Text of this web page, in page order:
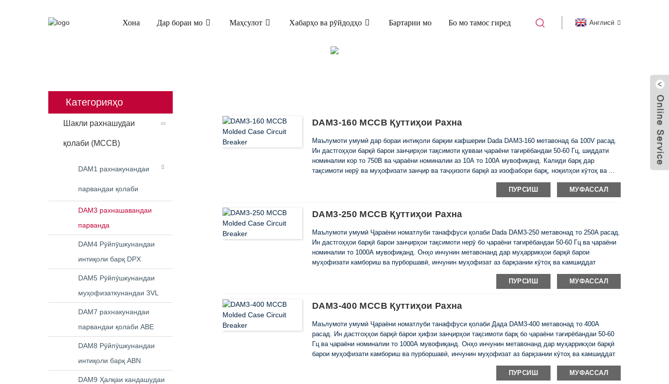
Хона Дар бораи мо Маҳсулот Хабарҳо ва рӯйдодҳо Бартарии мо Бо мо тамос гиред Англисӣ
Категорияҳо
Шакли рахнашудаи
қолаби (MCCB)
DAM1 рахнакунандаи
парвандаи қолаби
DAM3 рахнашавандаи
парванда
DAM4 Рӯйпӯшкунандаи
интиқоли барқ ​​DPX
DAM5 Рӯйпӯшкунандаи
муҳофизаткунандаи 3VL
DAM7 рахнакунандаи
парвандаи қолаби ABE
DAM8 Рӯйпӯшкунандаи
интиқоли барқ ​​ABN
DAM9 Ҳалқаи кандашудаи
DAM3-160 MCCB Қуттиҳои Рахна
Маълумоти умумӣ дар бораи интиқоли барқии кафшерии Dada DAM3-160 метавонад ба 100V расад.
Ин дастгоҳҳои барқӣ барои занҷирҳои тақсимоти қувваи ҷараёни тағирёбандаи 50-60 Гц, шиддати
номиналии кор то 750В ва ҷараёни номиналии аз 10А то 100А мувофиқанд. Калиди барқ ​​дар
тақсимоти нерӯ ва муҳофизати занҷир ва таҷҳизоти барқӣ аз изофабори барқ, ноқилҳои кӯтоҳ ва ...
ПУРСИШ МУФАССАЛ
DAM3-250 MCCB Қуттиҳои Рахна
Маълумоти умумӣ Ҷараёни номатлуби танаффуси қолаби Dada DAM3-250 метавонад то 250A расад.
Ин дастгоҳҳои барқӣ барои занҷирҳои тақсимоти нерӯ бо ҷараёни тағирёбандаи 50-60 Гц ва ҷараёни
номиналии то 1000А мувофиқанд. Онҳо инчунин метавонанд дар муҳаррикҳои барқӣ барои
муҳофизати камбориш ва пурборшавӣ, инчунин муҳофизат аз барқзании кӯтоҳ ва камшиддат
истифода шаванд. Дар муқоиса бо силсилаи DAM1, силсилаи DAM3 барои ҳаҷми хурдтар,
ПУРСИШ МУФАССАЛ
DAM3-400 MCCB Қуттиҳои Рахна
Маълумоти умумӣ Ҷараёни номатлуби танаффуси қолаби Дада DAM3-400 метавонад то 400А
расад. Ин дастгоҳҳои барқӣ барои ҳифзи занҷирҳои тақсимоти барқ ​​бо ҷараёни тағирёбандаи 50-60
Гц ва ҷараёни номиналии то 1000А мувофиқанд. Онҳо инчунин метавонанд дар муҳаррикҳои барқӣ
барои муҳофизати камбориш ва пурборшавӣ, инчунин муҳофизат аз барқзании кӯтоҳ ва камшиддат
истифода шаванд. Дар муқоиса бо силсилаи DAM1, силсилаи DAM3 барои smal ...
ПУРСИШ
МУФАССАЛ